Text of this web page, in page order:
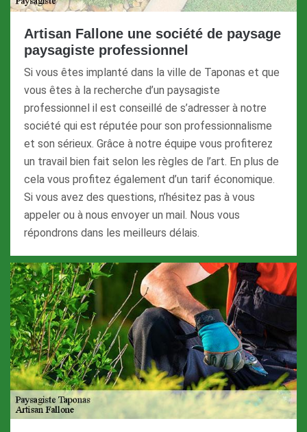
Artisan Fallone une société de paysage
paysagiste professionnel
Si vous êtes implanté dans la ville de Taponas et que
vous êtes à la recherche d’un paysagiste
professionnel il est conseillé de s’adresser à notre
société qui est réputée pour son professionnalisme
et son sérieux. Grâce à notre équipe vous profiterez
un travail bien fait selon les règles de l’art. En plus de
cela vous profitez également d’un tarif économique.
Si vous avez des questions, n’hésitez pas à vous
appeler ou à nous envoyer un mail. Nous vous
répondrons dans les meilleurs délais.